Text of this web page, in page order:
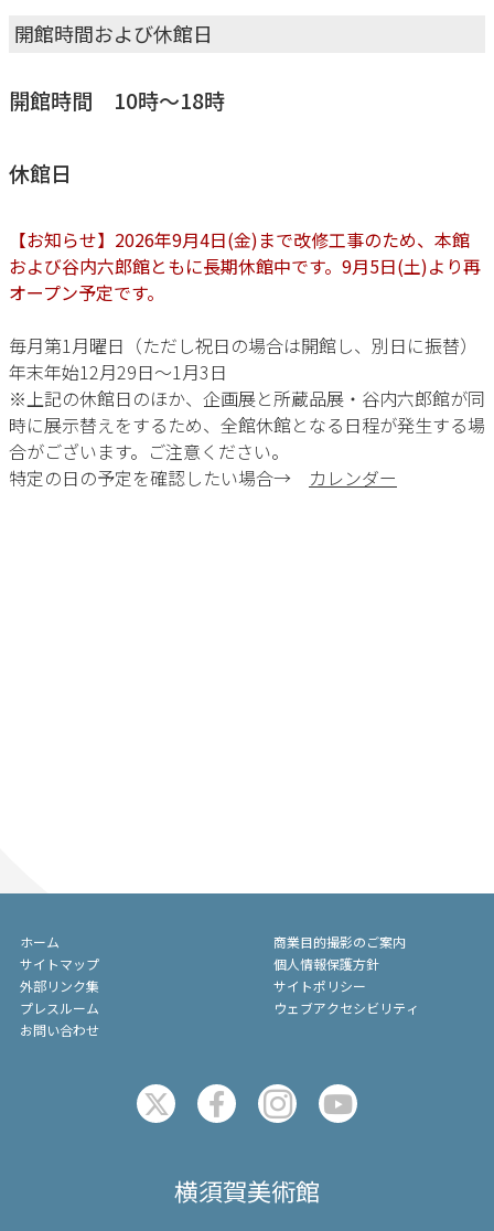
開館時間および休館日
開館時間 10時～18時
休館日
【お知らせ】2026年9月4日(金)まで改修工事のため、本館
および谷内六郎館ともに長期休館中です。9月5日(土)より再
オープン予定です。
毎月第1月曜日（ただし祝日の場合は開館し、別日に振替）
年末年始12月29日～1月3日
※上記の休館日のほか、企画展と所蔵品展・谷内六郎館が同
時に展示替えをするため、全館休館となる日程が発生する場
合がございます。ご注意ください。
特定の日の予定を確認したい場合→ カレンダー
ホーム
サイトマップ
外部リンク集
プレスルーム
お問い合わせ
商業目的撮影のご案内
個人情報保護方針
サイトポリシー
ウェブアクセシビリティ
横須賀美術館